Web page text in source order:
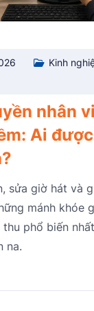
Kinh
nhân
Ai
sửa giờ hát và
mánh khóe
phổ biến
na.